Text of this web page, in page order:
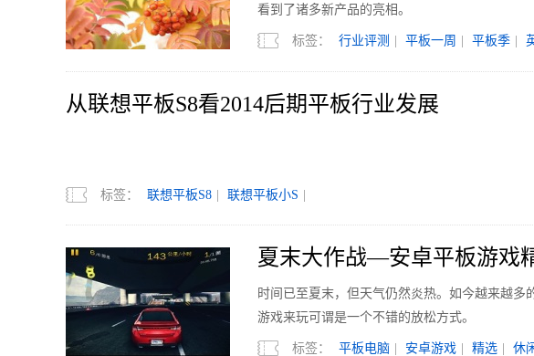
看到了诸多新产品的亮相。
标签： 行业评测 平板一周 平板季
从联想平板S8看2014后期平板行业发展
标签： 联想平板S8 联想平板小S
夏末大作战—安卓平板游戏
时间已至夏末，但天气仍然炎热。如今越来越
游戏来玩可谓是一个不错的放松方式。
标签： 平板电脑 安卓游戏 精选 休